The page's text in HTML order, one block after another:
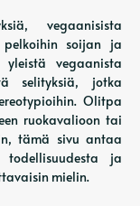
vegaanisista
soijan ja
vegaanista
selityksiä, jotka
Olitpa
ruokavalioon tai
tämä sivu antaa
todellisuudesta ja
mielin.